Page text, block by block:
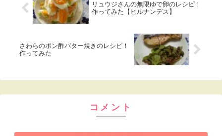
リュウジさんの無限ゆで卵のレシピ！
作ってみた【ヒルナンデス】
さわらのポン酢バター焼きのレシピ！
作ってみた
コメント